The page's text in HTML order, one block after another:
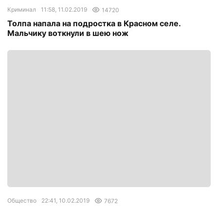
Криминал 11:58, 11.02.2019 14720
Толпа напала на подростка в Красном селе.
Мальчику воткнули в шею нож
Общество 22:41, 10.02.2019 7672